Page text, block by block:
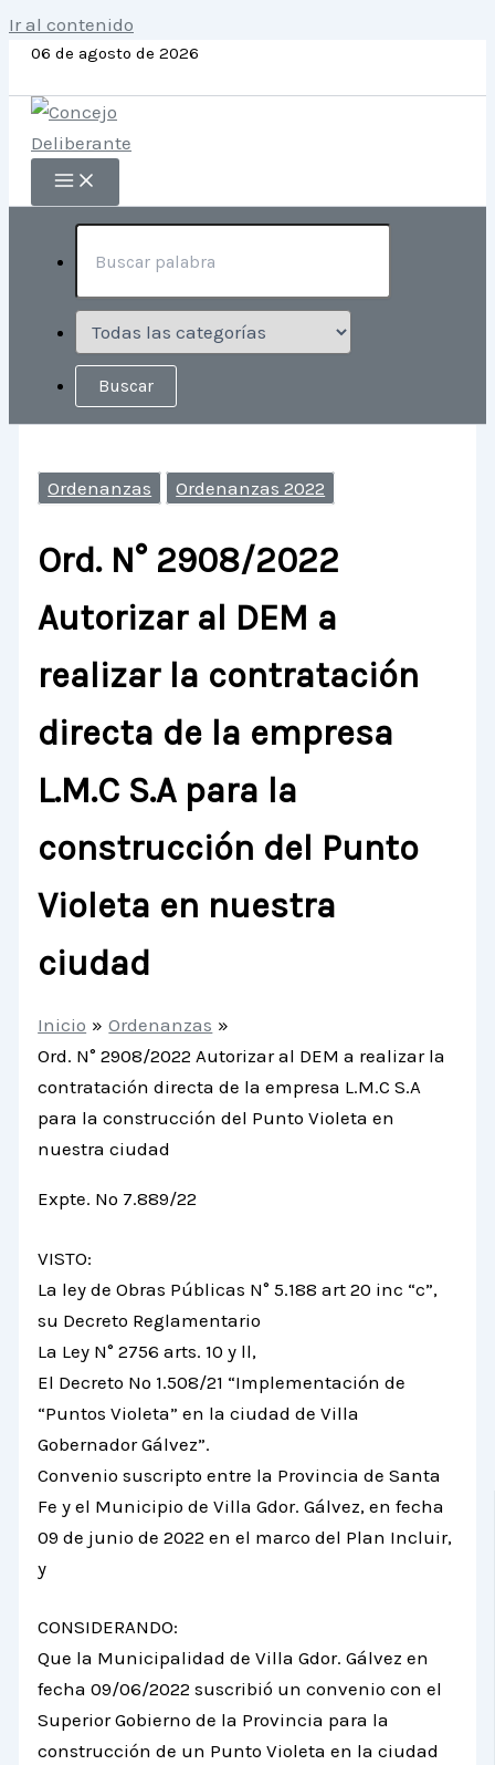
Ir al contenido
06 de agosto de 2026
Ordenanzas Ordenanzas 2022
Ord. N° 2908/2022
Autorizar al DEM a
realizar la contratación
directa de la empresa
L.M.C S.A para la
construcción del Punto
Violeta en nuestra
ciudad
Inicio
Ordenanzas
Ord. N° 2908/2022 Autorizar al DEM a realizar la
contratación directa de la empresa L.M.C S.A
para la construcción del Punto Violeta en
nuestra ciudad
Expte. Nº 7.889/22
VISTO:
La ley de Obras Públicas N° 5.188 art 20 inc “c”,
su Decreto Reglamentario
La Ley N° 2756 arts. 10 y ll,
El Decreto Nº 1.508/21 “Implementación de
“Puntos Violeta” en la ciudad de Villa
Gobernador Gálvez”.
Convenio suscripto entre la Provincia de Santa
Fe y el Municipio de Villa Gdor. Gálvez, en fecha
09 de junio de 2022 en el marco del Plan Incluir,
y
CONSIDERANDO:
Que la Municipalidad de Villa Gdor. Gálvez en
fecha 09/06/2022 suscribió un convenio con el
Superior Gobierno de la Provincia para la
construcción de un Punto Violeta en la ciudad